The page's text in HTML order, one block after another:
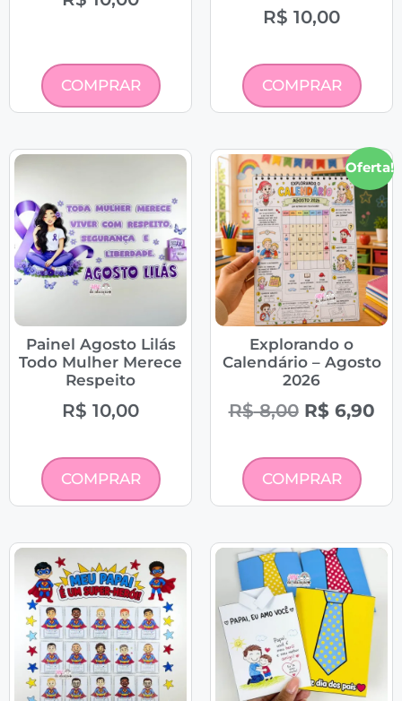
COMPRAR
R$ 10,00
COMPRAR
Painel Agosto Lilás
Todo Mulher Merece
Respeito
R$ 10,00
COMPRAR
Oferta!
Explorando o
Calendário – Agosto
2026
R$8,00 R$6,90
COMPRAR